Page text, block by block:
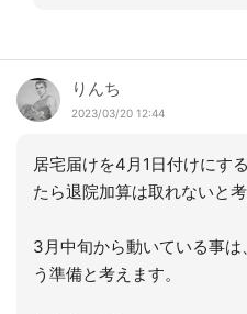
りんち
2023/03/20 12:44
居宅届けを4月1日付けにす
たら退院加算は取れないと考
3月中旬から動いている事
う準備と考えます。